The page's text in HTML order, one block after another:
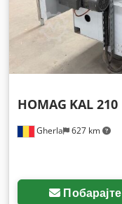
Gherla 627 km
HOMAG KAL 210
Побарајте